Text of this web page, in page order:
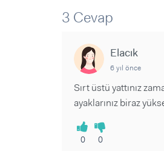
3 Cevap
Elacık
6 yıl önce
Sırt üstü yattınız
ayaklarınız biraz
0 0